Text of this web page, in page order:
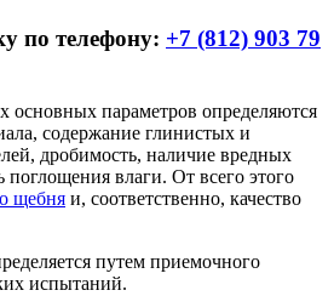
по телефону: +7 (812) 903 79
параметров определяются
содержание глинистых и
дробимость, наличие вредных
поглощения влаги. От всего этого
щебня и, соответственно, качество
путем приемочного
испытаний.